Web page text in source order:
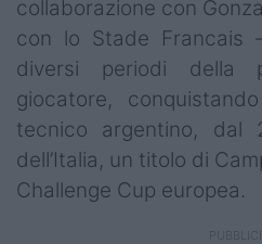
collaborazione con
con lo Stade Francais
diversi periodi della
giocatore,
tecnico argentino, dal
dell’Italia, un titolo di
Challenge Cup europea.